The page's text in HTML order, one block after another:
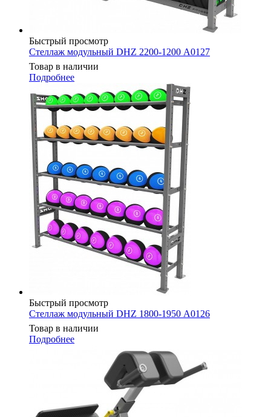
Быстрый просмотр
Стеллаж модульный DHZ 2200-1200 А0127
Товар в наличии
Подробнее
Быстрый просмотр
Стеллаж модульный DHZ 1800-1950 А0126
Товар в наличии
Подробнее